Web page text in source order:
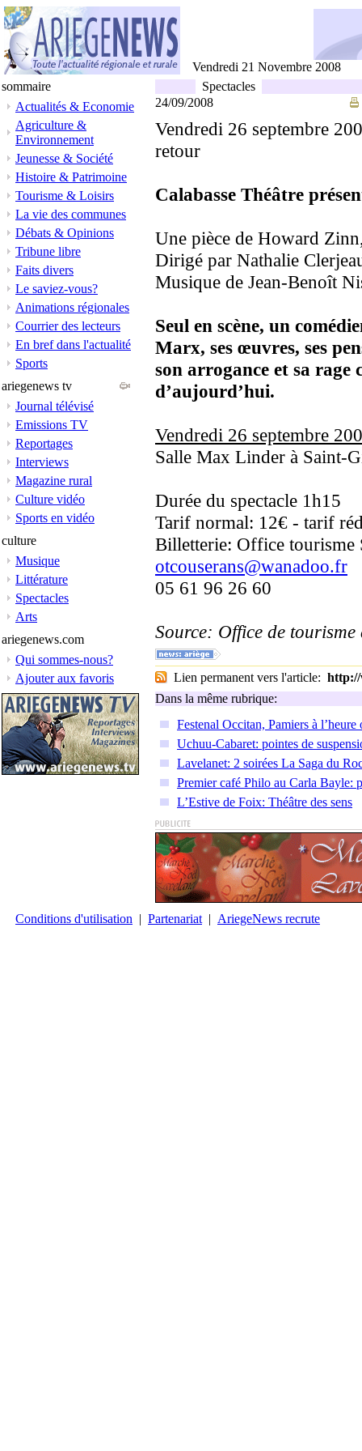
Vendredi 21 Novembre 2008
sommaire
Actualités & Economie
Agriculture &
Environnement
Jeunesse & Société
Histoire & Patrimoine
Tourisme & Loisirs
La vie des communes
Débats & Opinions
Tribune libre
Faits divers
Le saviez-vous?
Animations régionales
Courrier des lecteurs
En bref dans l'actualité
Sports
ariegenews tv
Journal télévisé
Emissions TV
Reportages
Interviews
Magazine rural
Culture vidéo
Sports en vidéo
culture
Musique
Littérature
Spectacles
Arts
ariegenews.com
Qui sommes-nous?
Ajouter aux favoris
Spectacles
24/09/2008
Vendredi 26 septembre
retour
Calabasse Théâtre
Une pièce de Howard
Dirigé par Nathalie
Musique de Jean-Benoît
Seul en scène, un
Marx, ses œuvres, ses
son arrogance et sa rage
d’aujourd’hui.
Vendredi 26 septembre
Salle Max Linder à Saint-
Durée du spectacle 1h15
Tarif normal: 12€ - tarif
Billetterie: Office tourisme
otcouserans@wanadoo.fr
05 61 96 26 60
Source: Office de
Lien permanent vers l'article: http://
Dans la même rubrique:
Festenal Occitan, Pamiers à l’heure
Uchuu-Cabaret: pointes de
Lavelanet: 2 soirées La Saga du
Premier café Philo au Carla Bayle:
L’Estive de Foix: Théâtre des sens
Conditions d'utilisation | Partenariat | AriegeNews recrute